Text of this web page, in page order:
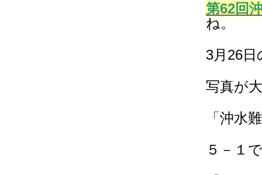
第62回
ね。
3月26
写真が
「沖水
５－１